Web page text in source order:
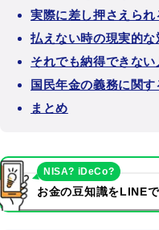
実際に差し押さえら
払えない時の現実的な
それでも納得できな
国民年金の義務に関
まとめ
お金の豆知識をLINE
NISA? iDeCo?